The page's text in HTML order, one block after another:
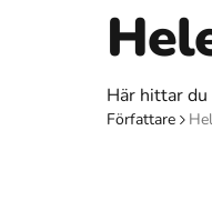
Här hittar
Författare